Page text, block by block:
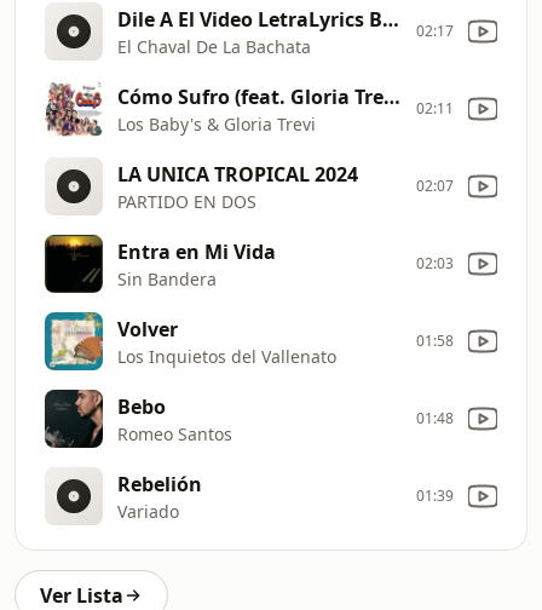
Dile A El Video LetraLyrics By Erigraph
El Chaval De La Bachata
02:17
Cómo Sufro (feat. Gloria Trevi)
Los Baby's & Gloria Trevi
02:11
LA UNICA TROPICAL 2024
PARTIDO EN DOS
02:07
Entra en Mi Vida
Sin Bandera
02:03
Volver
Los Inquietos del Vallenato
01:58
Bebo
Romeo Santos
01:48
Rebelión
Variado
01:39
Ver Lista